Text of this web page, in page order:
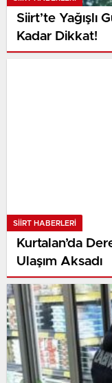
Siirt’te Yağışlı
Kadar Dikkat!
SIIRT HABERLERI
Kurtalan’da
Ulaşım Aksadı